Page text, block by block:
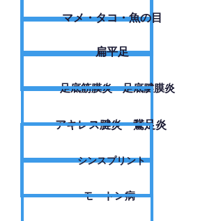
​マメ・タコ・魚の目
扁平足
足底筋膜炎・足底腱膜炎
アキレス腱炎・鵞足炎
シンスプリント
モートン病